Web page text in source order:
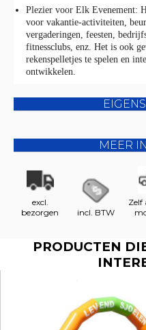
Plezier voor Elk Evenement:
voor vakantie-activiteiten,
vergaderingen, feesten,
fitnessclubs, enz. Het is ook
rekenspelletjes te spelen en
ontwikkelen.
MEER
excl.
bezorgen
incl. BTW
Zelf
PRODUCTEN